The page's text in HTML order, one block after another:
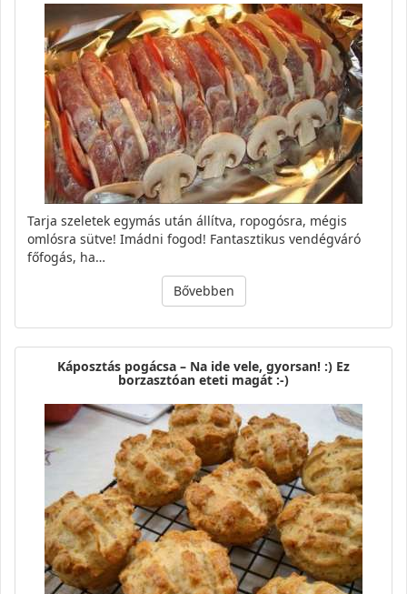
Tarja szeletek egymás után állítva, ropogósra, mégis
omlósra sütve! Imádni fogod! Fantasztikus vendégváró
főfogás, ha…
Bővebben
Káposztás pogácsa – Na ide vele, gyorsan! :) Ez
borzasztóan eteti magát :-)